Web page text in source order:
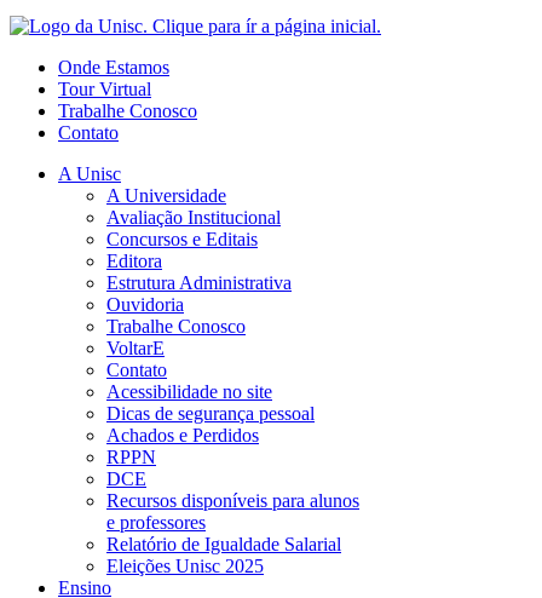
Onde Estamos
Tour Virtual
Trabalhe Conosco
Contato
A Unisc
A Universidade
Avaliação Institucional
Concursos e Editais
Editora
Estrutura Administrativa
Ouvidoria
Trabalhe Conosco
VoltarE
Contato
Acessibilidade no site
Dicas de segurança pessoal
Achados e Perdidos
RPPN
DCE
Recursos disponíveis para alunos
e professores
Relatório de Igualdade Salarial
Eleições Unisc 2025
Ensino